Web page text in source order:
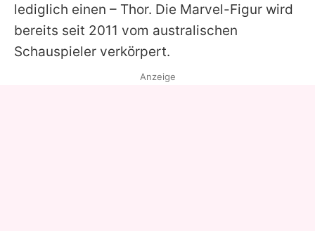
lediglich einen – Thor. Die Marvel-Figur wird
bereits seit 2011 vom australischen
Schauspieler verkörpert.
Anzeige